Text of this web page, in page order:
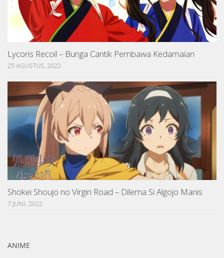
Lycoris Recoil – Bunga Cantik Pembawa Kedamaian
25 AGUSTUS, 2022
Shokei Shoujo no Virgin Road – Dilema Si Algojo Manis
7 JUNI, 2022
ANIME